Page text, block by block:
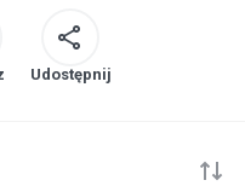
Udostępnij